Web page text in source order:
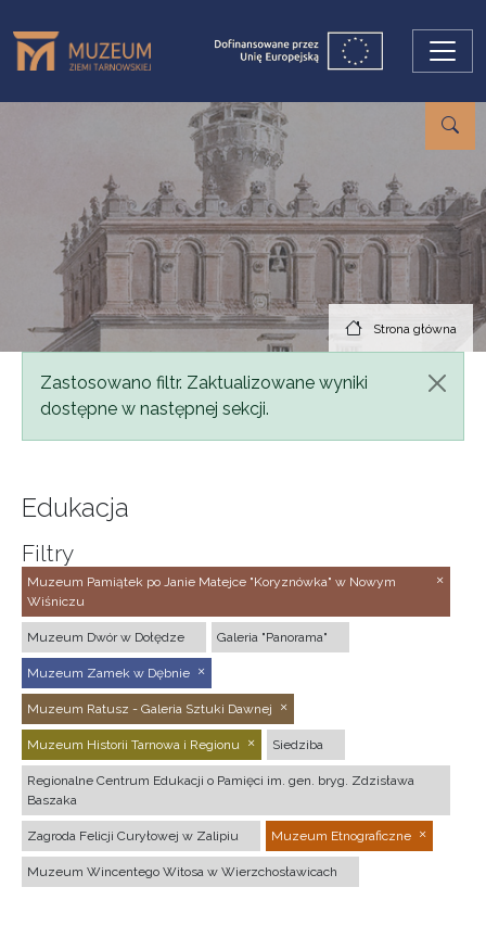
Strona główna
Komunikat
Zastosowano filtr. Zaktualizowane wyniki
dostępne w następnej sekcji.
Edukacja
Filtry
Muzeum Pamiątek po Janie Matejce "Koryznówka" w Nowym
Wiśniczu
Muzeum Dwór w Dołędze Galeria "Panorama"
Muzeum Zamek w Dębnie
Muzeum Ratusz - Galeria Sztuki Dawnej
Muzeum Historii Tarnowa i Regionu Siedziba
Regionalne Centrum Edukacji o Pamięci im. gen. bryg. Zdzisława
Baszaka
Zagroda Felicji Curyłowej w Zalipiu Muzeum Etnograficzne
Muzeum Wincentego Witosa w Wierzchosławicach